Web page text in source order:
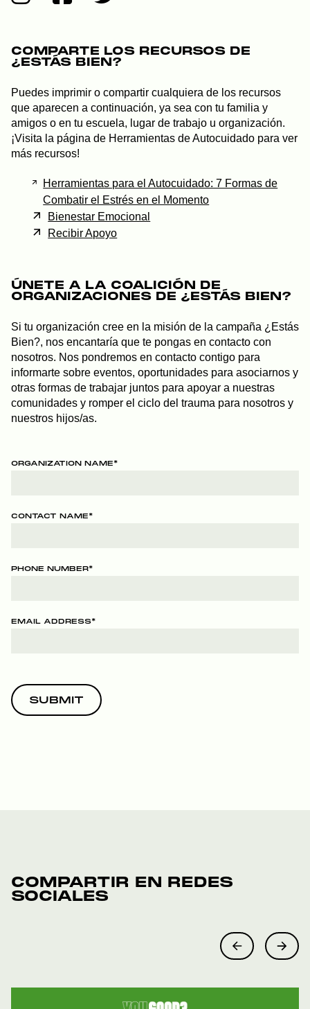
COMPARTE LOS RECURSOS DE
¿ESTÁS BIEN?
Puedes imprimir o compartir cualquiera de los recursos
que aparecen a continuación, ya sea con tu familia y
amigos o en tu escuela, lugar de trabajo u organización.
¡Visita la página de Herramientas de Autocuidado para ver
más recursos!
Herramientas para el Autocuidado: 7 Formas de
Combatir el Estrés en el Momento
Bienestar Emocional
Recibir Apoyo
ÚNETE A LA COALICIÓN DE
ORGANIZACIONES DE ¿ESTÁS BIEN?
Si tu organización cree en la misión de la campaña ¿Estás
Bien?, nos encantaría que te pongas en contacto con
nosotros. Nos pondremos en contacto contigo para
informarte sobre eventos, oportunidades para asociarnos y
otras formas de trabajar juntos para apoyar a nuestras
comunidades y romper el ciclo del trauma para nosotros y
nuestros hijos/as.
ORGANIZATION NAME*
CONTACT NAME*
PHONE NUMBER*
EMAIL ADDRESS*
COMPARTIR EN REDES
SOCIALES